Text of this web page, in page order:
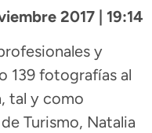
2017 | 19:14
y
139 fotografías al
tal y como
Turismo, Natalia